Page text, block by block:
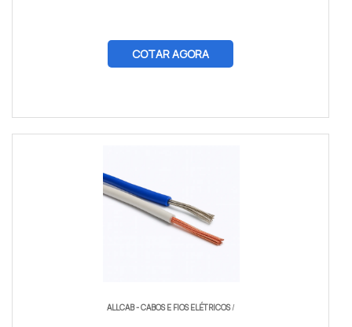
COTAR AGORA
ALLCAB - CABOS E FIOS ELÉTRICOS/